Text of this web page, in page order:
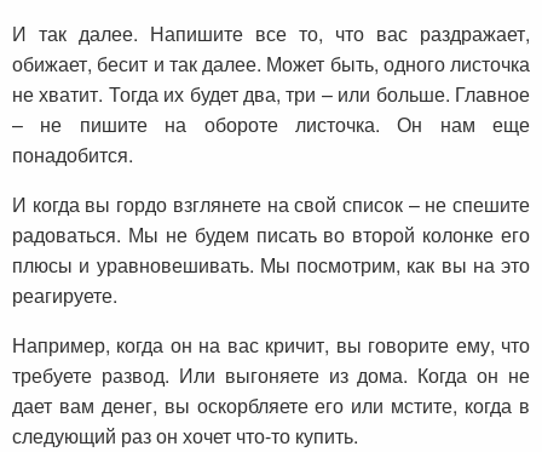
И так далее. Напишите все то, что вас раздражает,
обижает, бесит и так далее. Может быть, одного листочка
не хватит. Тогда их будет два, три – или больше. Главное
– не пишите на обороте листочка. Он нам еще
понадобится.
И когда вы гордо взглянете на свой список – не спешите
радоваться. Мы не будем писать во второй колонке его
плюсы и уравновешивать. Мы посмотрим, как вы на это
реагируете.
Например, когда он на вас кричит, вы говорите ему, что
требуете развод. Или выгоняете из дома. Когда он не
дает вам денег, вы оскорбляете его или мстите, когда в
следующий раз он хочет что-то купить.